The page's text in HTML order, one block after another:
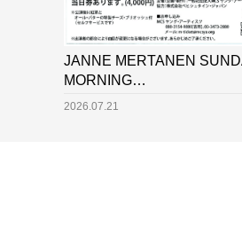
JANNE MERTANEN
MORNING…
2026.07.21